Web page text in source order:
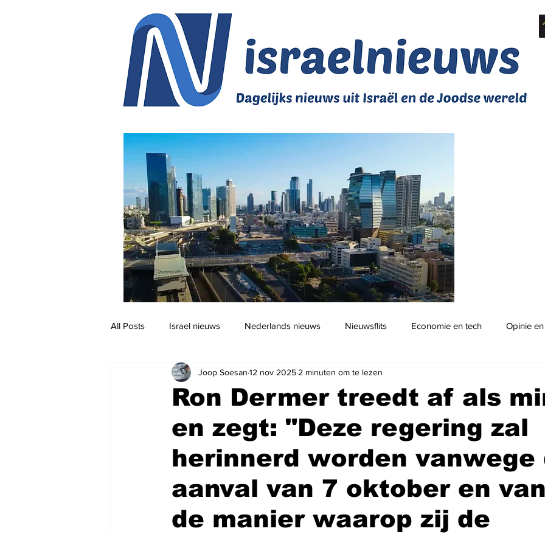
All Posts Israel nieuws Nederlands nieuws Nieuwsflits Economie en tech Opinie
Jodendom en cultuur Podcast
Ron Dermer treedt af als
en zegt: "Deze regering zal
herinnerd worden vanwege
aanval van 7 oktober en
de manier waarop zij de
Joop Soesan 12 nov 2025 2 minuten om te lezen